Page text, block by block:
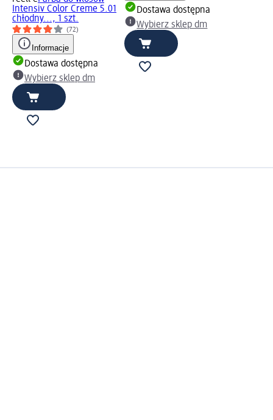
Intensiv Color Creme 5.01
chłodny..., 1 szt.
(72)
Informacje
Dostawa dostępna
Wybierz sklep dm
Dostawa dostępna
Wybierz sklep dm